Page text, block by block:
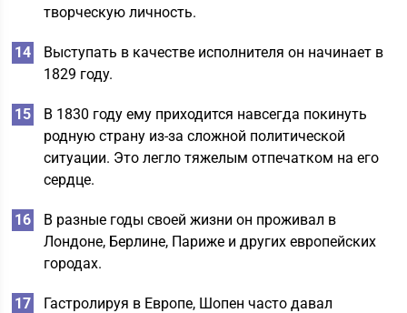
творческую личность.
Выступать в качестве исполнителя он начинает в
1829 году.
В 1830 году ему приходится навсегда покинуть
родную страну из-за сложной политической
ситуации. Это легло тяжелым отпечатком на его
сердце.
В разные годы своей жизни он проживал в
Лондоне, Берлине, Париже и других европейских
городах.
Гастролируя в Европе, Шопен часто давал